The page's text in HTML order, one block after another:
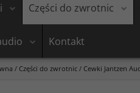
Części do zwrotnic
Kontakt
/ Części do zwrotnic / Cewki Jantzen